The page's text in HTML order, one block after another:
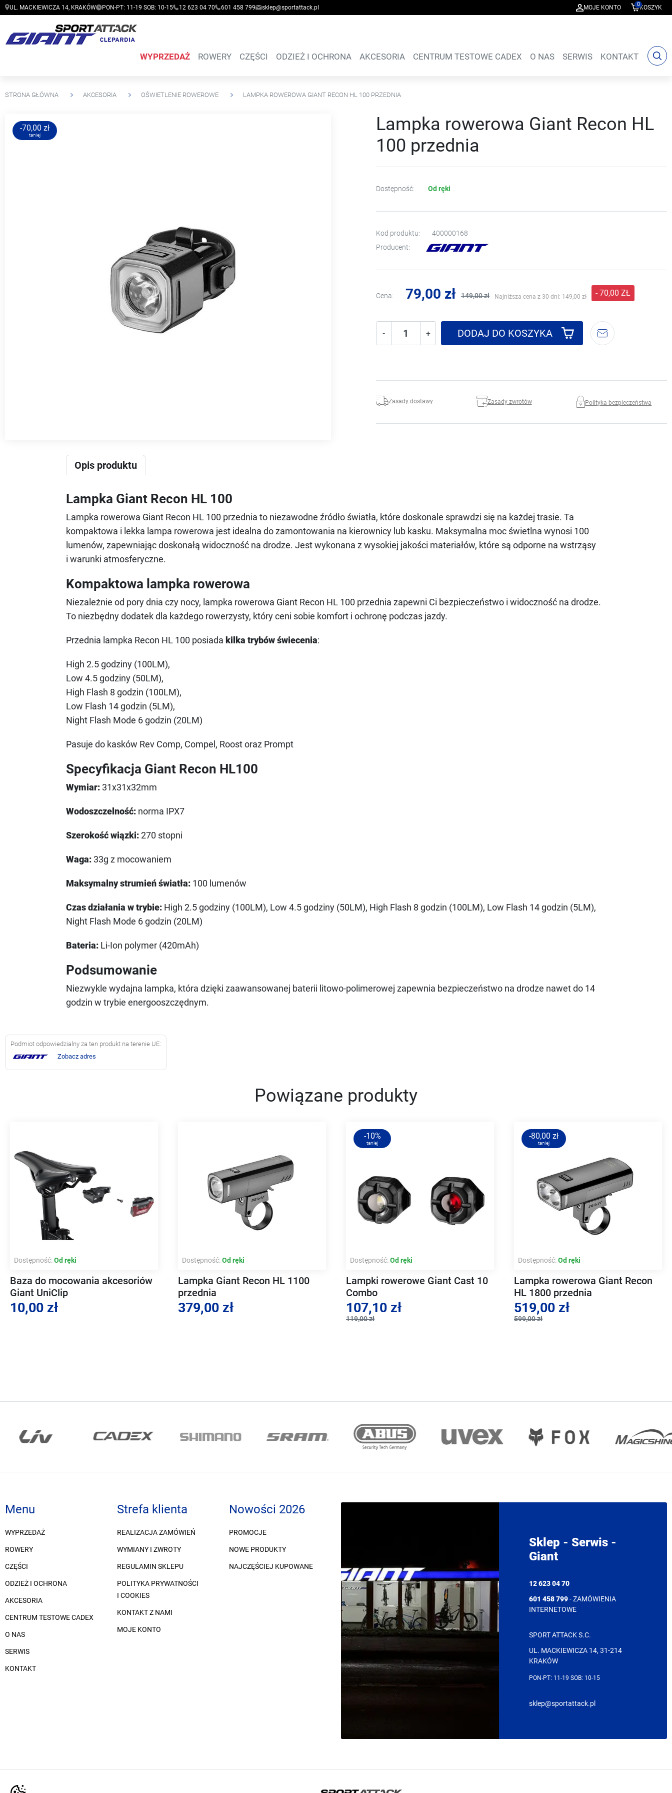
UL. MACKIEWICZA 14, KRAKÓW PON-PT: 11-19 SOB: 10-15 12 623 04 70 601 458 799 sklep@sportattack.pl MOJE KONTO 0KOSZYK
WYPRZEDAŻ ROWERY CZĘŚCI ODZIEŻ I OCHRONA AKCESORIA CENTRUM TESTOWE CADEX O NAS SERWIS KONTAKT
STRONA GŁÓWNA AKCESORIA OŚWIETLENIE ROWEROWE LAMPKA ROWEROWA GIANT RECON HL 100 PRZEDNIA
-70,00 zł
taniej
Lampka rowerowa Giant Recon HL
100 przednia
Dostępność: Od ręki
Kod produktu:
400000168
Producent:
Cena: 79,00 zł 149,00 zł Najniższa cena z 30 dni: 149,00 zł - 70,00 ZŁ
- + DODAJ DO KOSZYKA
Zasady dostawy Zasady zwrotów Polityka bezpieczeństwa
Opis produktu
Lampka Giant Recon HL 100
Lampka rowerowa Giant Recon HL 100 przednia to niezawodne źródło światła, które doskonale sprawdzi się na każdej trasie. Ta
kompaktowa i lekka lampa rowerowa jest idealna do zamontowania na kierownicy lub kasku. Maksymalna moc świetlna wynosi 100
lumenów, zapewniając doskonałą widoczność na drodze. Jest wykonana z wysokiej jakości materiałów, które są odporne na wstrząsy
i warunki atmosferyczne.
Kompaktowa lampka rowerowa
Niezależnie od pory dnia czy nocy, lampka rowerowa Giant Recon HL 100 przednia zapewni Ci bezpieczeństwo i widoczność na drodze.
To niezbędny dodatek dla każdego rowerzysty, który ceni sobie komfort i ochronę podczas jazdy.
Przednia lampka Recon HL 100 posiada kilka trybów świecenia:
High 2.5 godziny (100LM),
Low 4.5 godziny (50LM),
High Flash 8 godzin (100LM),
Low Flash 14 godzin (5LM),
Night Flash Mode 6 godzin (20LM)
Pasuje do kasków Rev Comp, Compel, Roost oraz Prompt
Specyfikacja Giant Recon HL100
Wymiar: 31x31x32mm
Wodoszczelność: norma IPX7
Szerokość wiązki:270 stopni
Waga: 33g z mocowaniem
Maksymalny strumień światła: 100 lumenów
Czas działania w trybie: High 2.5 godziny (100LM), Low 4.5 godziny (50LM), High Flash 8 godzin (100LM), Low Flash 14 godzin (5LM),
Night Flash Mode 6 godzin (20LM)
Bateria: Li-Ion polymer (420mAh)
Podsumowanie
Niezwykle wydajna lampka, która dzięki zaawansowanej baterii litowo-polimerowej zapewnia bezpieczeństwo na drodze nawet do 14
godzin w trybie energooszczędnym.
Podmiot odpowiedzialny za ten produkt na terenie UE:
Zobacz adres
Powiązane produkty
Dostępność:Od ręki
Baza do mocowania akcesoriów
Giant UniClip
10,00 zł
Dostępność:Od ręki
Lampka Giant Recon HL 1100
przednia
379,00 zł
Dostępność:Od ręki
-10%
taniej
Lampki rowerowe Giant Cast 10
Combo
107,10 zł
119,00 zł
Dostępność:Od ręki
-80,00 zł
taniej
Lampka rowerowa Giant Recon
HL 1800 przednia
519,00 zł
599,00 zł
Menu
WYPRZEDAŻ
ROWERY
CZĘŚCI
ODZIEŻ I OCHRONA
AKCESORIA
CENTRUM TESTOWE CADEX
O NAS
SERWIS
KONTAKT
Strefa klienta
REALIZACJA ZAMÓWIEŃ
WYMIANY I ZWROTY
REGULAMIN SKLEPU
POLITYKA PRYWATNOŚCI
I COOKIES
KONTAKT Z NAMI
MOJE KONTO
Nowości 2026
PROMOCJE
NOWE PRODUKTY
NAJCZĘŚCIEJ KUPOWANE
Sklep - Serwis -
Giant
12 623 04 70
601 458 799- ZAMÓWIENIA
INTERNETOWE
SPORT ATTACK S.C.
UL. MACKIEWICZA 14, 31-214
KRAKÓW
PON-PT: 11-19 SOB: 10-15
sklep@sportattack.pl